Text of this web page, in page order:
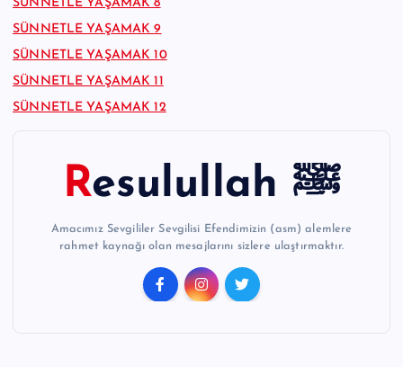
SÜNNETLE YAŞAMAK 8
SÜNNETLE YAŞAMAK 9
SÜNNETLE YAŞAMAK 10
SÜNNETLE YAŞAMAK 11
SÜNNETLE YAŞAMAK 12
Resulullah ﷺ
Amacımız Sevgililer Sevgilisi Efendimizin (asm) alemlere
rahmet kaynağı olan mesajlarını sizlere ulaştırmaktır.